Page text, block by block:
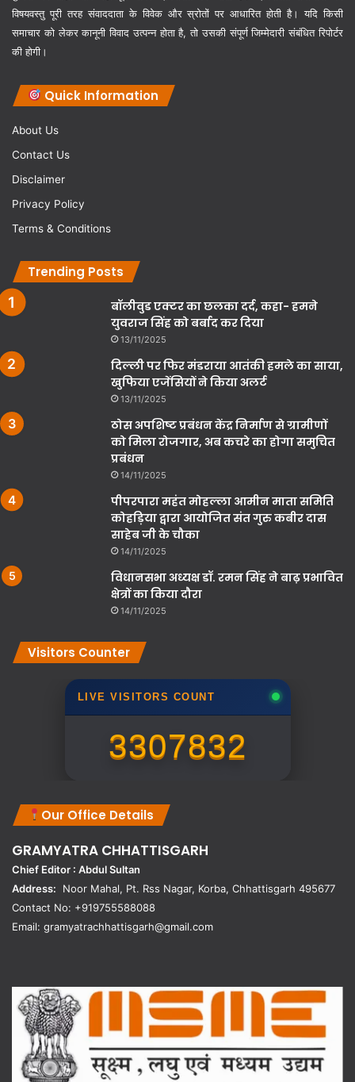
विषयवस्तु पूरी तरह संवाददाता के विवेक और स्रोतों पर आधारित होती है। यदि किसी
समाचार को लेकर कानूनी विवाद उत्पन्न होता है, तो उसकी संपूर्ण जिम्मेदारी संबंधित रिपोर्टर
की होगी।
Quick Information
About Us
Contact Us
Disclaimer
Privacy Policy
Terms & Conditions
Trending Posts
बॉलीवुड एक्टर का छलका दर्द, कहा- हमने
युवराज सिंह को बर्बाद कर दिया
13/11/2025
दिल्ली पर फिर मंडराया आतंकी हमले का साया,
खुफिया एजेंसियों ने किया अलर्ट
13/11/2025
ठोस अपशिष्ट प्रबंधन केंद्र निर्माण से ग्रामीणों
को मिला रोजगार, अब कचरे का होगा समुचित
प्रबंधन
14/11/2025
पीपरपारा महंत मोहल्ला आमीन माता समिति
कोहड़िया द्वारा आयोजित संत गुरु कबीर दास
साहेब जी के चौका
14/11/2025
विधानसभा अध्यक्ष डॉ. रमन सिंह ने बाढ़ प्रभावित
क्षेत्रों का किया दौरा
14/11/2025
Visitors Counter
LIVE VISITORS COUNT
3307832
Our Office Details
GRAMYATRA CHHATTISGARH
Chief Editor : Abdul Sultan
Address: Noor Mahal, Pt. Rss Nagar, Korba, Chhattisgarh 495677
Contact No: +919755588088
Email: gramyatrachhattisgarh@gmail.com